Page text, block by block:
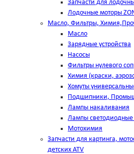
Запчасти для
Лодочные моторы
Масло, Фильтры,
Масло
Зарядные устройства
Насосы
Фильтры нулевого
Химия (краски,
Хомуты
Подшипники,
Лампы накаливания
Лампы светодиодные
Мотохимия
Запчасти для картинга,
детских ATV